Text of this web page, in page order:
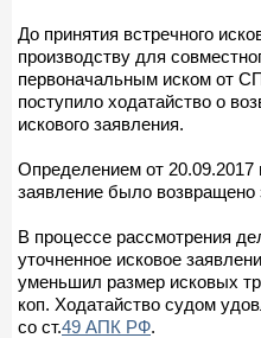
До принятия встречного
производству для
первоначальным иском от
поступило ходатайство о
искового заявления.
Определением от 20.09.2017
заявление было возвращено
В процессе рассмотрения
уточненное исковое
уменьшил размер исковых
коп. Ходатайство судом
со ст.49 АПК РФ.